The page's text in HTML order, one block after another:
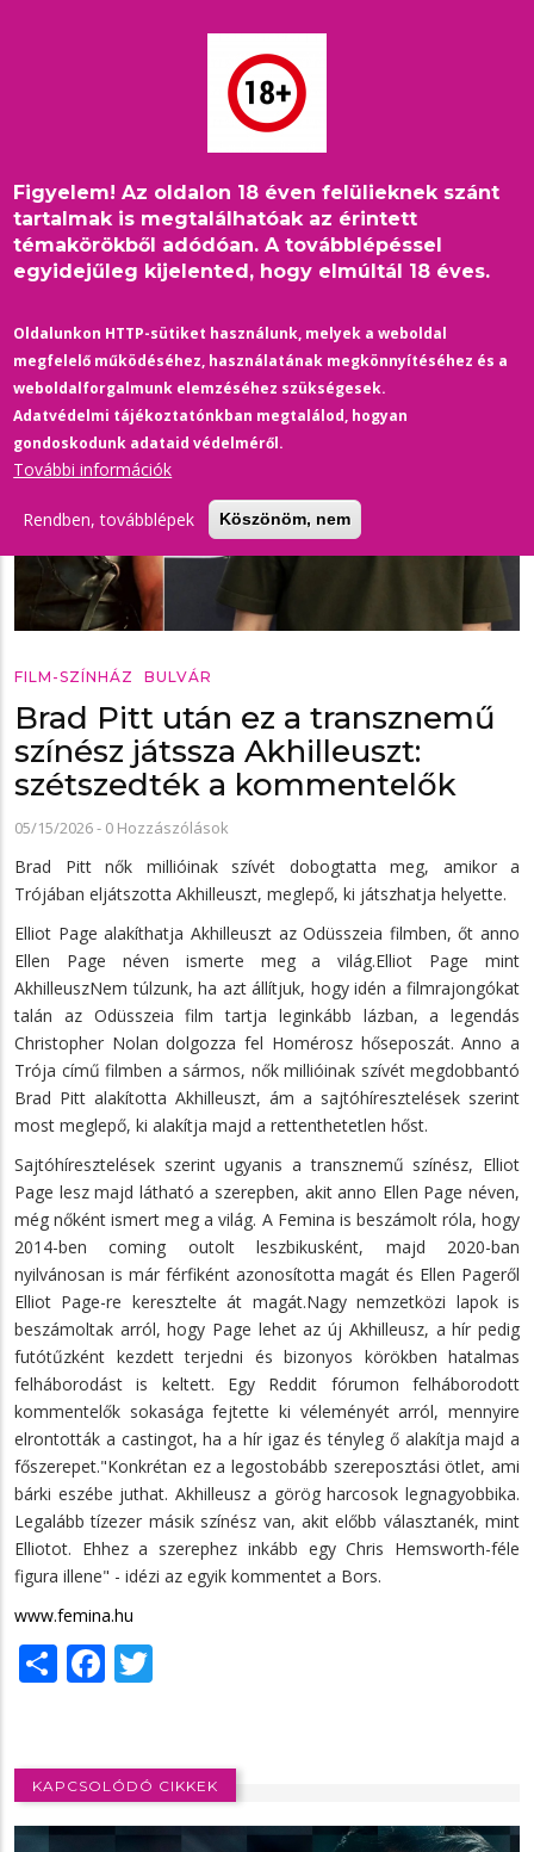
Figyelem! Az oldalon 18 éven felülieknek szánt
tartalmak is megtalálhatóak az érintett
témakörökből adódóan. A továbblépéssel
egyidejűleg kijelented, hogy elmúltál 18 éves.
Oldalunkon HTTP-sütiket használunk, melyek a weboldal
megfelelő működéséhez, használatának megkönnyítéséhez és a
weboldalforgalmunk elemzéséhez szükségesek.
Adatvédelmi tájékoztatónkban megtalálod, hogyan
gondoskodunk adataid védelméről.
További információk
Rendben, továbblépek Köszönöm, nem
Morzsa
Címlap /Film-Színház
/
Brad Pitt után ez a transznemű színész játssza Akhilleuszt:
szétszedték a kommentelők
FILM-SZÍNHÁZ BULVÁR
Brad Pitt után ez a transznemű
színész játssza Akhilleuszt:
szétszedték a kommentelők
05/15/2026- 0 Hozzászólások
Brad Pitt nők millióinak szívét dobogtatta meg, amikor a
Trójában eljátszotta Akhilleuszt, meglepő, ki játszhatja helyette.
Elliot Page alakíthatja Akhilleuszt az Odüsszeia filmben, őt anno
Ellen Page néven ismerte meg a világ.Elliot Page mint
AkhilleuszNem túlzunk, ha azt állítjuk, hogy idén a filmrajongókat
talán az Odüsszeia film tartja leginkább lázban, a legendás
Christopher Nolan dolgozza fel Homérosz hőseposzát. Anno a
Trója című filmben a sármos, nők millióinak szívét megdobbantó
Brad Pitt alakította Akhilleuszt, ám a sajtóhíresztelések szerint
most meglepő, ki alakítja majd a rettenthetetlen hőst.
Sajtóhíresztelések szerint ugyanis a transznemű színész, Elliot
Page lesz majd látható a szerepben, akit anno Ellen Page néven,
még nőként ismert meg a világ. A Femina is beszámolt róla, hogy
2014-ben coming outolt leszbikusként, majd 2020-ban
nyilvánosan is már férfiként azonosította magát és Ellen Pageről
Elliot Page-re keresztelte át magát.Nagy nemzetközi lapok is
beszámoltak arról, hogy Page lehet az új Akhilleusz, a hír pedig
futótűzként kezdett terjedni és bizonyos körökben hatalmas
felháborodást is keltett. Egy Reddit fórumon felháborodott
kommentelők sokasága fejtette ki véleményét arról, mennyire
elrontották a castingot, ha a hír igaz és tényleg ő alakítja majd a
főszerepet."Konkrétan ez a legostobább szereposztási ötlet, ami
bárki eszébe juthat. Akhilleusz a görög harcosok legnagyobbika.
Legalább tízezer másik színész van, akit előbb választanék, mint
Elliotot. Ehhez a szerephez inkább egy Chris Hemsworth-féle
figura illene" - idézi az egyik kommentet a Bors.
www.femina.hu
ShareFacebook
KAPCSOLÓDÓ CIKKEK